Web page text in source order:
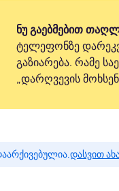
ნუ გაებმებით
ტელეფონზე
გაზიარება. რამე
„დარღვევის
დასვით